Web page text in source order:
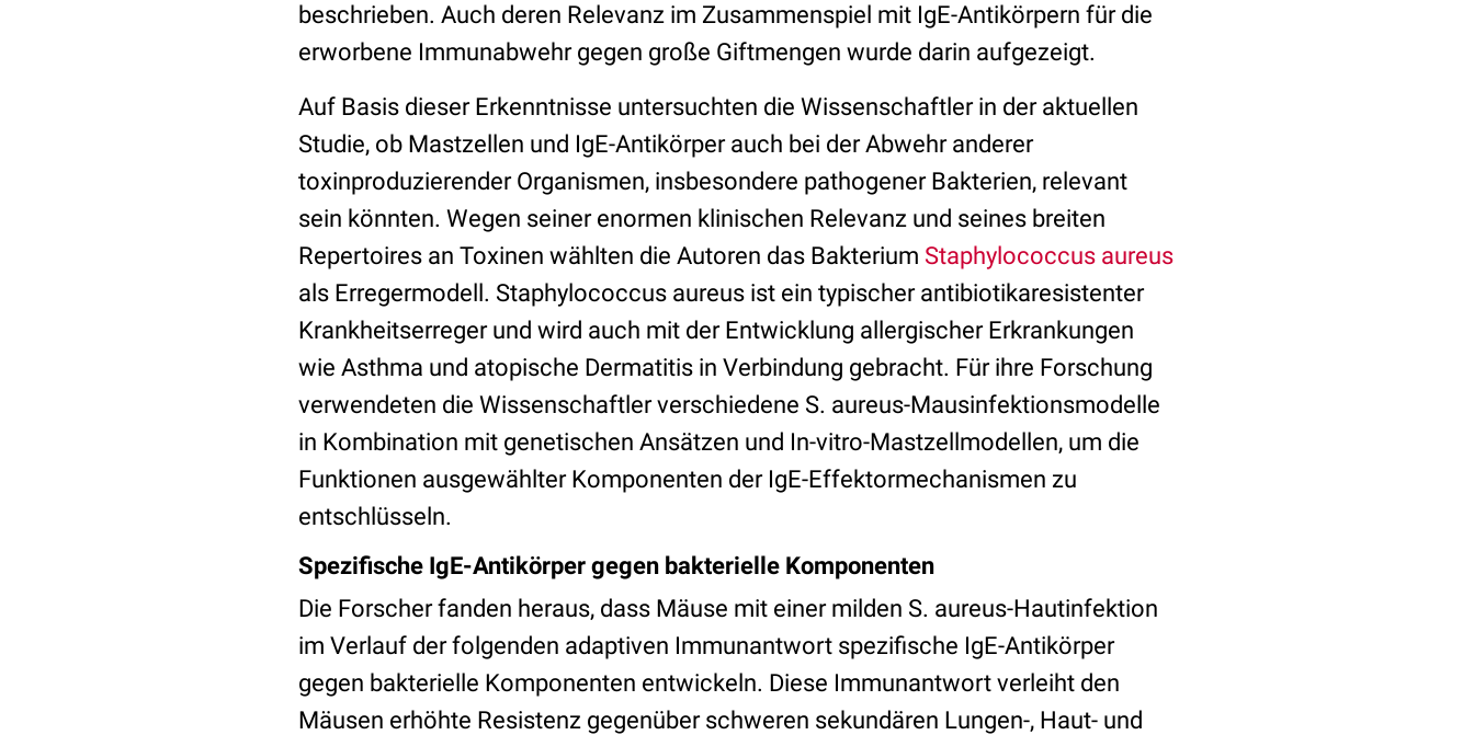
beschrieben. Auch deren Relevanz im Zusammenspiel mit IgE-Antikörpern für die
erworbene Immunabwehr gegen große Giftmengen wurde darin aufgezeigt.
Auf Basis dieser Erkenntnisse untersuchten die Wissenschaftler in der aktuellen
Studie, ob Mastzellen und IgE-Antikörper auch bei der Abwehr anderer
toxinproduzierender Organismen, insbesondere pathogener Bakterien, relevant
sein könnten. Wegen seiner enormen klinischen Relevanz und seines breiten
Repertoires an Toxinen wählten die Autoren das Bakterium Staphylococcus aureus
als Erregermodell. Staphylococcus aureus ist ein typischer antibiotikaresistenter
Krankheitserreger und wird auch mit der Entwicklung allergischer Erkrankungen
wie Asthma und atopische Dermatitis in Verbindung gebracht. Für ihre Forschung
verwendeten die Wissenschaftler verschiedene S. aureus-Mausinfektionsmodelle
in Kombination mit genetischen Ansätzen und In-vitro-Mastzellmodellen, um die
Funktionen ausgewählter Komponenten der IgE-Effektormechanismen zu
entschlüsseln.
Spezifische IgE-Antikörper gegen bakterielle Komponenten
Die Forscher fanden heraus, dass Mäuse mit einer milden S. aureus-Hautinfektion
im Verlauf der folgenden adaptiven Immunantwort spezifische IgE-Antikörper
gegen bakterielle Komponenten entwickeln. Diese Immunantwort verleiht den
Mäusen erhöhte Resistenz gegenüber schweren sekundären Lungen-, Haut- und